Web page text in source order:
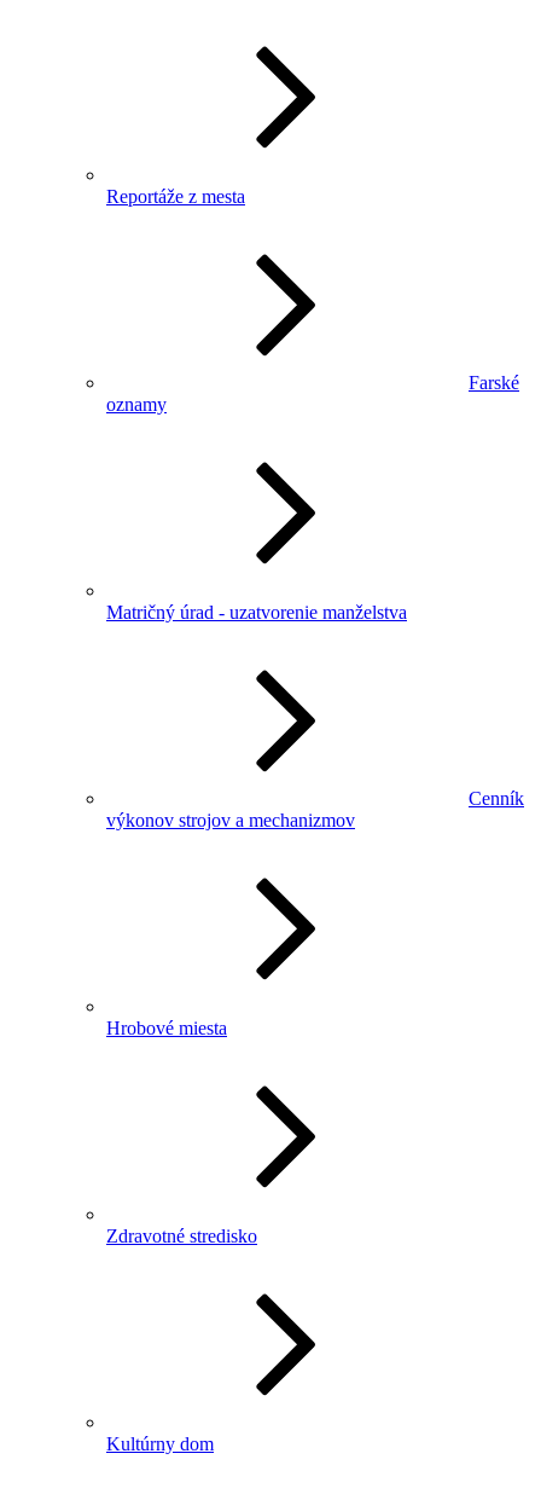
Reportáže z mesta
Farské
oznamy
Matričný úrad - uzatvorenie manželstva
Cenník
výkonov strojov a mechanizmov
Hrobové miesta
Zdravotné stredisko
Kultúrny dom